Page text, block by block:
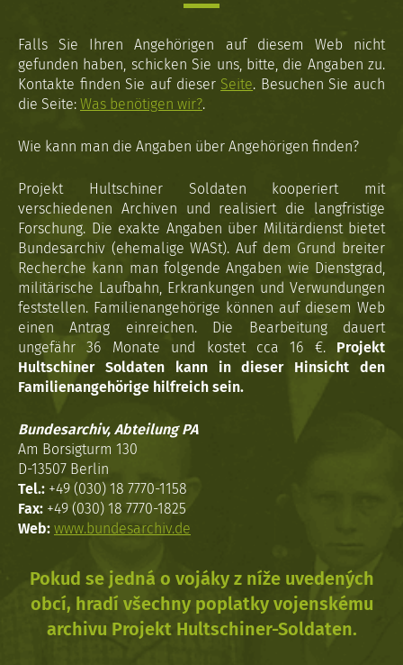
Falls Sie Ihren Angehörigen auf diesem Web nicht
gefunden haben, schicken Sie uns, bitte, die Angaben zu.
Kontakte finden Sie auf dieser Seite. Besuchen Sie auch
die Seite: Was benötigen wir?.
Wie kann man die Angaben über Angehörigen finden?
Projekt Hultschiner Soldaten kooperiert mit
verschiedenen Archiven und realisiert die langfristige
Forschung. Die exakte Angaben über Militärdienst bietet
Bundesarchiv (ehemalige WASt). Auf dem Grund breiter
Recherche kann man folgende Angaben wie Dienstgrad,
militärische Laufbahn, Erkrankungen und Verwundungen
feststellen. Familienangehörige können auf diesem Web
einen Antrag einreichen. Die Bearbeitung dauert
ungefähr 36 Monate und kostet cca 16 €. Projekt
Hultschiner Soldaten kann in dieser Hinsicht den
Familienangehörige hilfreich sein.
Bundesarchiv, Abteilung PA
Am Borsigturm 130
D-13507 Berlin
Tel.: +49 (030) 18 7770-1158
Fax: +49 (030) 18 7770-1825
Web: www.bundesarchiv.de
Pokud se jedná o vojáky z níže uvedených
obcí, hradí všechny poplatky vojenskému
archivu Projekt Hultschiner-Soldaten.